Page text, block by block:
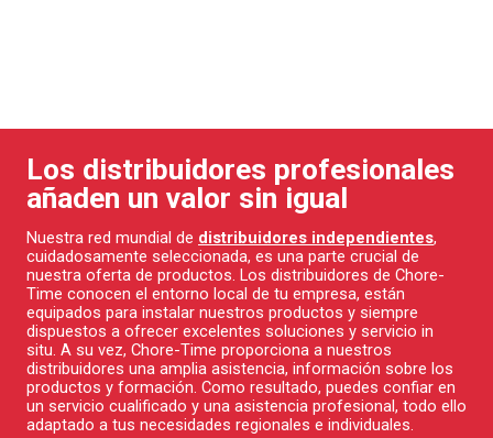
Los distribuidores profesionales
añaden un valor sin igual
Nuestra red mundial de distribuidores independientes,
cuidadosamente seleccionada, es una parte crucial de
nuestra oferta de productos. Los distribuidores de Chore-
Time conocen el entorno local de tu empresa, están
equipados para instalar nuestros productos y siempre
dispuestos a ofrecer excelentes soluciones y servicio in
situ. A su vez, Chore-Time proporciona a nuestros
distribuidores una amplia asistencia, información sobre los
productos y formación. Como resultado, puedes confiar en
un servicio cualificado y una asistencia profesional, todo ello
adaptado a tus necesidades regionales e individuales.